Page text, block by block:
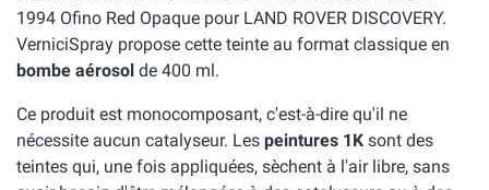
1994 Ofino Red Opaque pour LAND ROVER DISCOVERY.
VerniciSpray propose cette teinte au format classique en
bombe aérosol de 400 ml.
Ce produit est monocomposant, c'est-à-dire qu'il ne
nécessite aucun catalyseur. Les peintures 1K sont des
teintes qui, une fois appliquées, sèchent à l'air libre, sans